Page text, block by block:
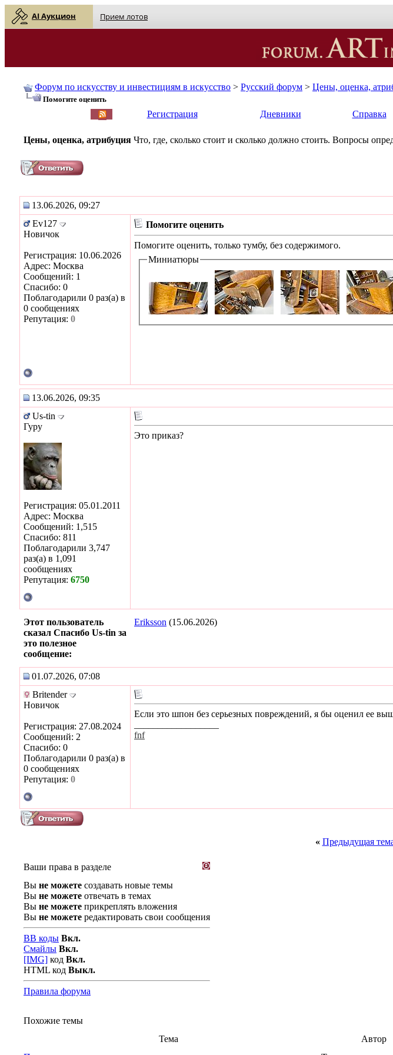
AI Аукцион Прием лотов
Форум по искусству и инвестициям в искусство > Русский форум > Цены, оценка,
Помогите оценить
Регистрация Дневники Справка
Цены, оценка, атрибуция Что, где, сколько стоит и сколько должно стоить. Вопросы
13.06.2026, 09:27
Ev127
Новичок
Регистрация: 10.06.2026
Адрес: Москва
Сообщений: 1
Спасибо: 0
Поблагодарили 0 раз(а) в
0 сообщениях
Репутация: 0
Помогите оценить
Помогите оценить, только тумбу, без содержимого.
Миниатюры
13.06.2026, 09:35
Us-tin
Гуру
Регистрация: 05.01.2011
Адрес: Москва
Сообщений: 1,515
Спасибо: 811
Поблагодарили 3,747
раз(а) в 1,091
сообщениях
Репутация: 6750
Это приказ?
Этот пользователь
сказал Спасибо Us-tin за
это полезное
сообщение:
Eriksson (15.06.2026)
01.07.2026, 07:08
Britender
Новичок
Регистрация: 27.08.2024
Сообщений: 2
Спасибо: 0
Поблагодарили 0 раз(а) в
0 сообщениях
Репутация: 0
Если это шпон без серьезных повреждений, я бы оценил ее
fnf
« Предыдущая
Ваши права в разделе
Вы не можете создавать новые темы
Вы не можете отвечать в темах
Вы не можете прикреплять вложения
Вы не можете редактировать свои сообщения
BB коды Вкл.
Смайлы Вкл.
[IMG] код Вкл.
HTML код Выкл.
Правила форума
Похожие темы
Тема
Автор